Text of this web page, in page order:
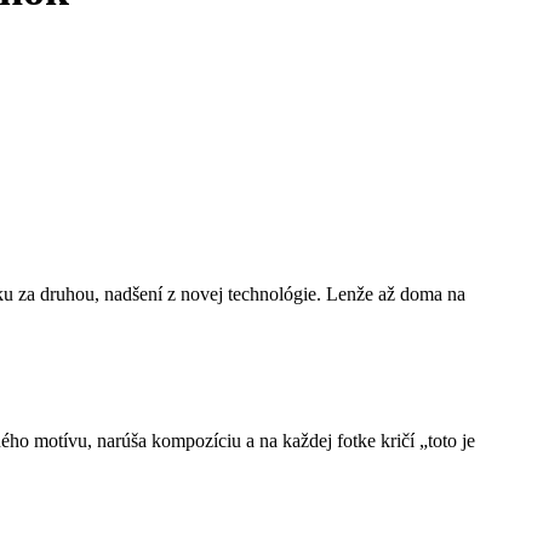
druhou, nadšení z novej technológie. Lenže až doma na
motívu, narúša kompozíciu a na každej fotke kričí „toto je